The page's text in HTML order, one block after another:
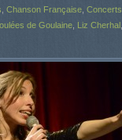
Chanson Française Concerts
de Goulaine Liz Cherhal